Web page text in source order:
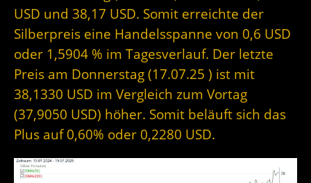
USD und 38,17 USD. Somit erreichte der
Silberpreis eine Handelsspanne von 0,6 USD
oder 1,5904 % im Tagesverlauf. Der letzte
Preis am Donnerstag (17.07.25 ) ist mit
38,1330 USD im Vergleich zum Vortag
(37,9050 USD) höher. Somit beläuft sich das
Plus auf 0,60% oder 0,2280 USD.